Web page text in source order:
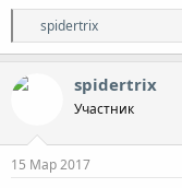
Р
е
а
:
spidertrix
spidertrix
Участник
15 Мар 2017